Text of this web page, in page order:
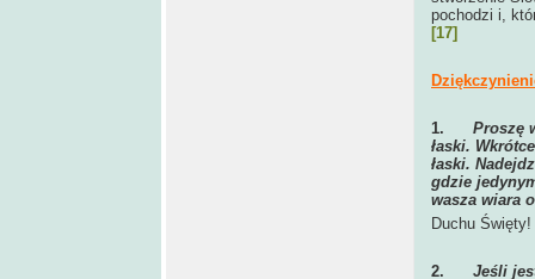
pochodzi i,
[17]
1. Proszę
łaski.
łaski.
gdzie
wasza wiara
Duchu
2. Jeśli